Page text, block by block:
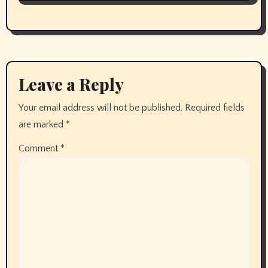
Leave a Reply
Your email address will not be published. Required fields
are marked *
Comment *